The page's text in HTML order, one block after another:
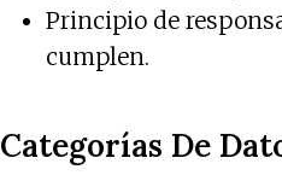
Principio de
cumplen.
Categorías De